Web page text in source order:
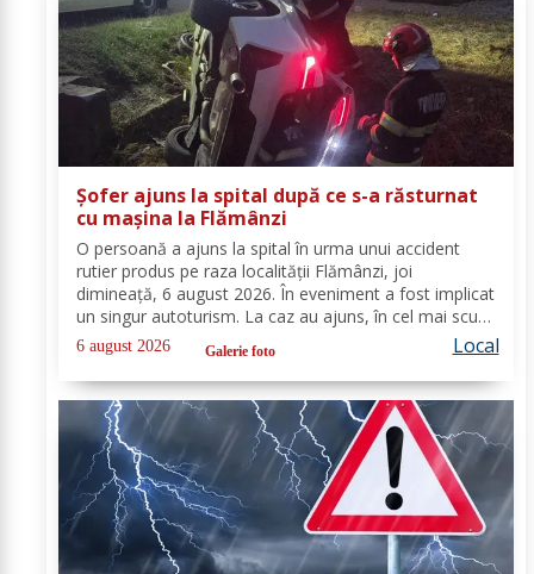
Șofer ajuns la spital după ce s-a răsturnat
cu mașina la Flămânzi
O persoană a ajuns la spital în urma unui accident
rutier produs pe raza localității Flămânzi, joi
dimineață, 6 august 2026. În eveniment a fost implicat
un singur autoturism. La caz au ajuns, în cel mai scurt
timp, pompierii din cadrul Punctului de Lucru Flămânzi,
cu o autospecială de stingere și...
6 august 2026 Galerie foto Local